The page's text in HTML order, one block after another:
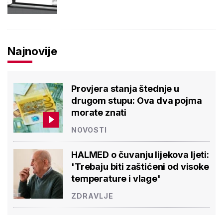
Najnovije
Provjera stanja štednje u
drugom stupu: Ova dva pojma
morate znati
NOVOSTI
HALMED o čuvanju lijekova ljeti:
'Trebaju biti zaštićeni od visoke
temperature i vlage'
ZDRAVLJE